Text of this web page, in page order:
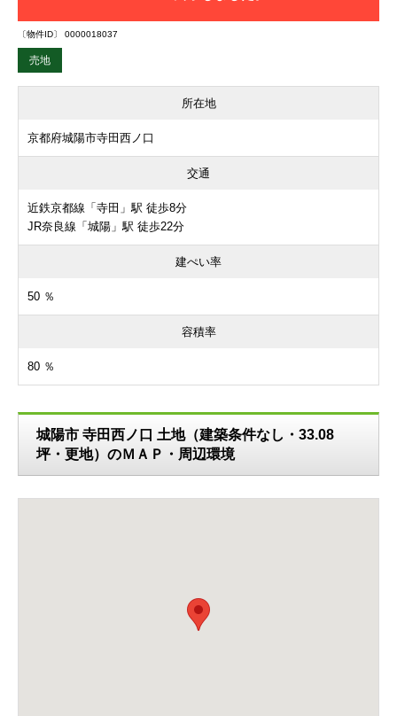
〔物件ID〕 0000018037
売地
所在地
京都府城陽市寺田西ノ口
交通
近鉄京都線「寺田」駅 徒歩8分
JR奈良線「城陽」駅 徒歩22分
建ぺい率
50 ％
容積率
80 ％
城陽市 寺田西ノ口 土地（建築条件なし・33.08
坪・更地）のＭＡＰ・周辺環境